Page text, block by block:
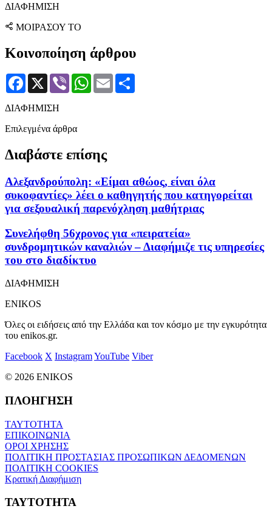
ΔΙΑΦΗΜΙΣΗ
ΜΟΙΡΑΣΟΥ ΤΟ
Κοινοποίηση άρθρου
Facebook
X Viber WhatsApp
Email
ΔΙΑΦΗΜΙΣΗ
Επιλεγμένα άρθρα
Διαβάστε επίσης
Αλεξανδρούπολη: «Είμαι αθώος, είναι όλα
συκοφαντίες» λέει ο καθηγητής που κατηγορείται
για σεξουαλική παρενόχληση μαθήτριας
Συνελήφθη 56χρονος για «πειρατεία»
συνδρομητικών καναλιών – Διαφήμιζε τις υπηρεσίες
του στο διαδίκτυο
ΔΙΑΦΗΜΙΣΗ
ENIKOS
Όλες οι ειδήσεις από την Ελλάδα και τον κόσμο με την εγκυρότητα
του enikos.gr.
Facebook X InstagramYouTube Viber
© 2026 ENIKOS
ΠΛΟΗΓΗΣΗ
ΤΑΥΤΟΤΗΤΑ
ΕΠΙΚΟΙΝΩΝΙΑ
ΟΡΟΙ ΧΡΗΣΗΣ
ΠΟΛΙΤΙΚΗ ΠΡΟΣΤΑΣΙΑΣ ΠΡΟΣΩΠΙΚΩΝ ΔΕΔΟΜΕΝΩΝ
ΠΟΛΙΤΙΚΗ COOKIES
Κρατική Διαφήμιση
ΤΑΥΤΟΤΗΤΑ